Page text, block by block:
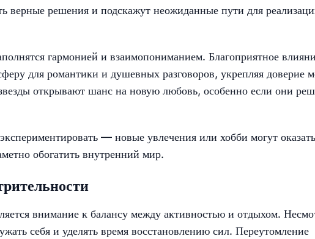
верные решения и подскажут неожиданные пути для
гармонией и взаимопониманием. Благоприятное
для романтики и душевных разговоров, укрепляя доверие
открывают шанс на новую любовь, особенно если они
— новые увлечения или хобби могут
обогатить внутренний мир.
внимание к балансу между активностью и отдыхом.
себя и уделять время восстановлению сил. Переутомление